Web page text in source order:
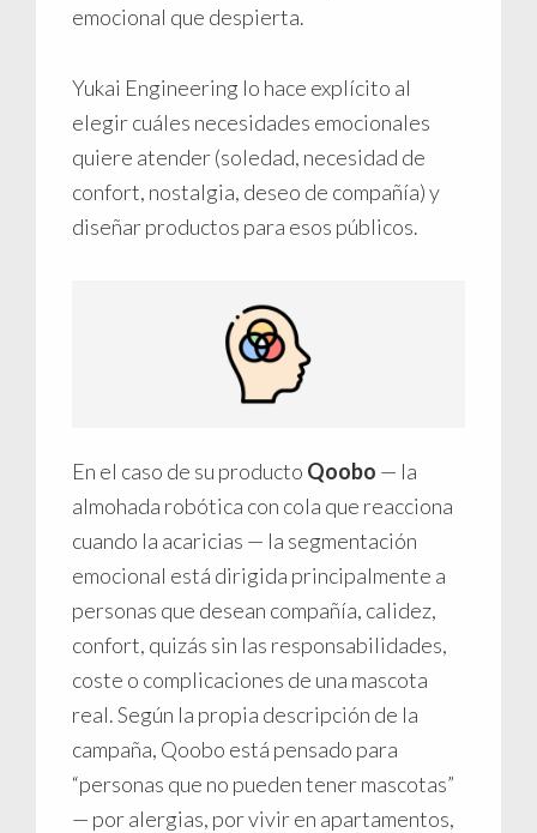
emocional que despierta.
Yukai Engineering lo hace explícito al
elegir cuáles necesidades emocionales
quiere atender (soledad, necesidad de
confort, nostalgia, deseo de compañía) y
diseñar productos para esos públicos.
En el caso de su producto Qoobo — la
almohada robótica con cola que reacciona
cuando la acaricias — la segmentación
emocional está dirigida principalmente a
personas que desean compañía, calidez,
confort, quizás sin las responsabilidades,
coste o complicaciones de una mascota
real. Según la propia descripción de la
campaña, Qoobo está pensado para
“personas que no pueden tener mascotas”
— por alergias, por vivir en apartamentos,